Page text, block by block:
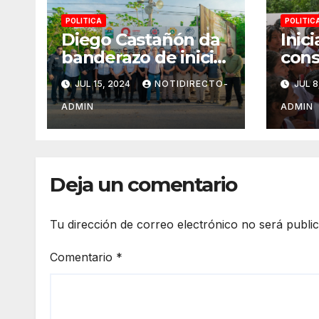
POLITICA
Diego Castañón da
banderazo de inicio
a Operativo Verano
Seguro 2024
JUL 15, 2024 NOTIDIRECTO-
ADMIN
JUL
ADMIN
Deja un comentario
Tu dirección de correo electrónico no será
Comentario *